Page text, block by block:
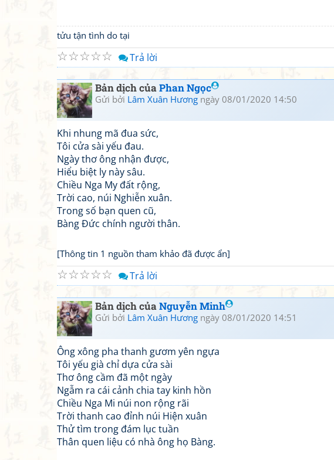
tửu tận tình do tại
☆
☆
☆
☆
☆ Trả lời
Bản dịch củaPhan Ngọc
Gửi bởi Lâm Xuân Hương ngày 08/01/2020 14:50
Khi nhung mã đua sức,
Tôi cửa sài yếu đau.
Ngày thơ ông nhận được,
Hiểu biệt ly này sâu.
Chiều Nga My đất rộng,
Trời cao, núi Nghiễn xuân.
Trong số bạn quen cũ,
Bàng Đức chính người thân.
[Thông tin 1 nguồn tham khảo đã được ẩn]
☆
☆
☆
☆
☆ Trả lời
Bản dịch củaNguyễn Minh
Gửi bởi Lâm Xuân Hương ngày 08/01/2020 14:51
Ông xông pha thanh gươm yên ngựa
Tôi yếu già chỉ dựa cửa sài
Thơ ông cầm đã một ngày
Ngẫm ra cái cảnh chia tay kinh hồn
Chiều Nga Mi núi non rộng rãi
Trời thanh cao đỉnh núi Hiện xuân
Thử tìm trong đám lục tuần
Thân quen liệu có nhà ông họ Bàng.